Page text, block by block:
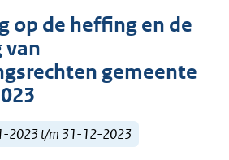
op de heffing en de
van
gemeente
2023 t/m 31-12-2023